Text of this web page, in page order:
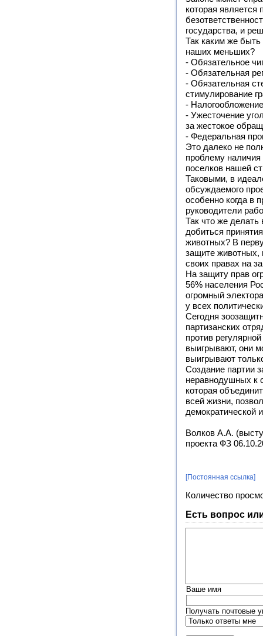
которая является
государства, и
Так каким же
наших меньших?
- Обязательное
- Обязательная
- Обязательная
стимулирование
-
- Ужесточение
за жестокое
- Федеральная
Это далеко не
проблему
поселков нашей
Таковыми, в
обсуждаемого
особенно когда в
руководители
Так что же делать
добиться
животных? В
защите животных,
своих правах на
На защиту прав
56% населения
огромный
у всех
Сегодня
партизанских
против
выигрывают, они
выигрывают
Создание партии
неравнодушных к
которая
всей жизни,
демократической
Волков А.А.
проекта ФЗ
[Постоянная ссылка]
Количество
Есть вопрос
Ваше имя
Получать почтовые